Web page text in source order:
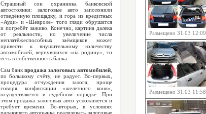
Страшный сон охранника банковской
автостоянки: залоговые авто заполонили
отведённую площадку, и гора из кредитных
«Ауди» и «Шевроле» того гляди обрушится
и погребёт заживо. Конечно, картина далека
от реальности, но увеличение числа
неплатёжеспособных заёмщиков может
привести к внушительному количеству
автомобилей, вернувшихся «на родину», то
есть в собственность банка.
Сам банк продажа залоговых автомобилей,
по большому счёту, не радует. Во-первых,
процедура отчуждения залога, проще
говоря, конфискации «железного коня»,
осуществляется в судебном порядке. При
этом продажа залоговых авто усложняется и
требует времени. Во-вторых, в условиях
падающего авторынка реализовать залоговые
Размещено 31.03 12:09
Размещено 31.03 11:58